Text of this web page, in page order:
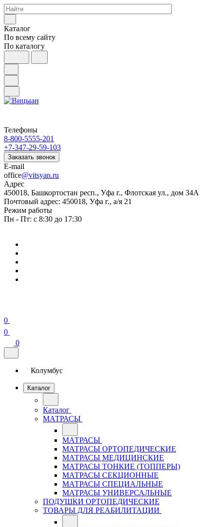
Каталог
По всему сайту
По каталогу
Телефоны
8-800-5555-201
+7-347-29-59-103
Заказать звонок
E-mail
office@vitsyan.ru
Адрес
450018, Башкортостан респ., Уфа г., Флотская ул., дом 34А
Почтовый адрес: 450018, Уфа г., а/я 21
Режим работы
Пн - Пт: с 8:30 до 17:30
0
0
0
Колумбус
Каталог
Каталог
МАТРАСЫ
МАТРАСЫ
МАТРАСЫ ОРТОПЕДИЧЕСКИЕ
МАТРАСЫ МЕДИЦИНСКИЕ
МАТРАСЫ ТОНКИЕ (ТОППЕРЫ)
МАТРАСЫ СЕКЦИОННЫЕ
МАТРАСЫ СПЕЦИАЛЬНЫЕ
МАТРАСЫ УНИВЕРСАЛЬНЫЕ
ПОДУШКИ ОРТОПЕДИЧЕСКИЕ
ТОВАРЫ ДЛЯ РЕАБИЛИТАЦИИ